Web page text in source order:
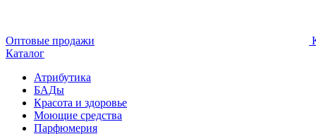
Оптовые продажи
Каталог
Атрибутика
БАДы
Красота и здоровье
Моющие средства
Парфюмерия